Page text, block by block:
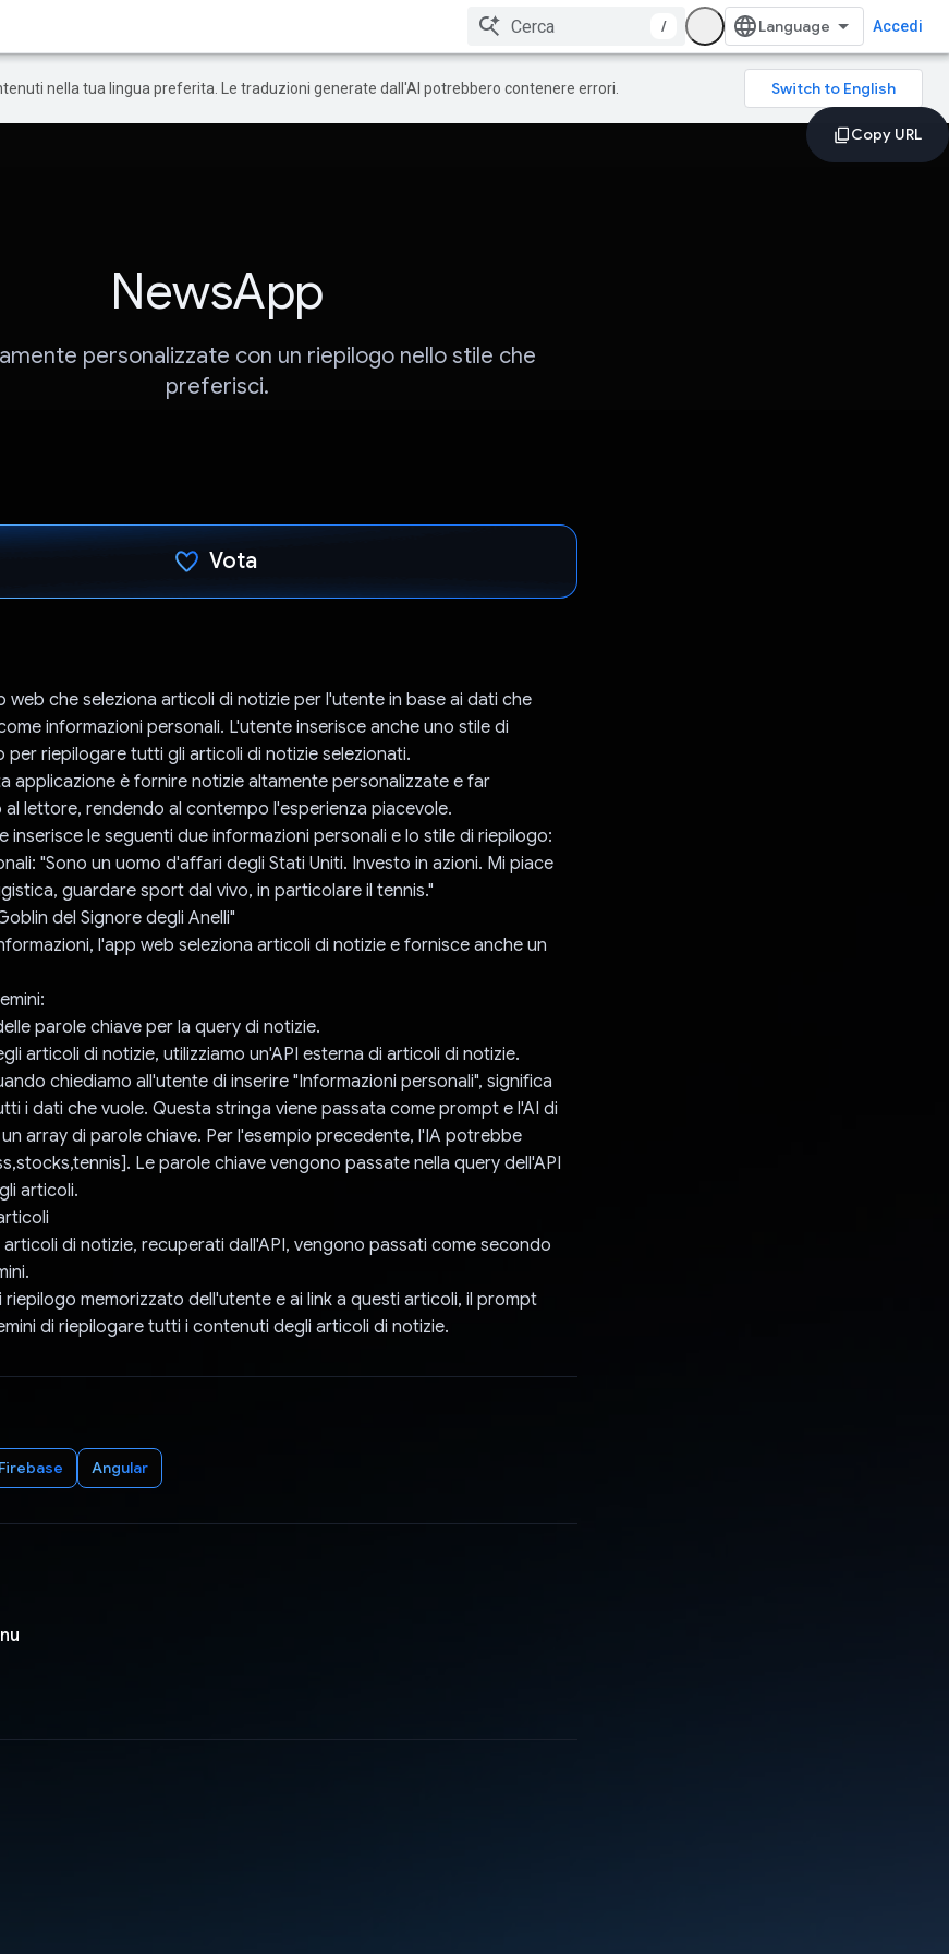
/ Accedi
nella tua lingua preferita. Le traduzioni generate dall'AI potrebbero contenere errori.
NewsApp
personalizzate con un riepilogo nello stile che
preferisci.
Vota
web che seleziona articoli di notizie per l'utente in base ai dati che
informazioni personali. L'utente inserisce anche uno stile di
per riepilogare tutti gli articoli di notizie selezionati.
applicazione è fornire notizie altamente personalizzate e far
lettore, rendendo al contempo l'esperienza piacevole.
inserisce le seguenti due informazioni personali e lo stile di riepilogo:
"Sono un uomo d'affari degli Stati Uniti. Investo in azioni. Mi piace
guardare sport dal vivo, in particolare il tennis."
del Signore degli Anelli"
l'app web seleziona articoli di notizie e fornisce anche un
parole chiave per la query di notizie.
articoli di notizie, utilizziamo un'API esterna di articoli di notizie.
chiediamo all'utente di inserire "Informazioni personali", significa
i dati che vuole. Questa stringa viene passata come prompt e l'AI di
array di parole chiave. Per l'esempio precedente, l'IA potrebbe
Le parole chiave vengono passate nella query dell'API
articoli.
di notizie, recuperati dall'API, vengono passati come secondo
riepilogo memorizzato dell'utente e ai link a questi articoli, il prompt
di riepilogare tutti i contenuti degli articoli di notizie.
Firebase Angular